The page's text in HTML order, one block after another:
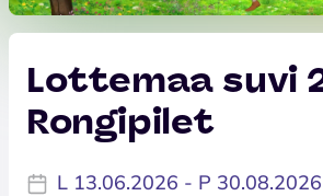
Lottemaa suvi
Rongipilet
L 13.06.2026 - P 30.08.2026